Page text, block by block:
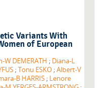
Variants With
of European
W DEMERATH ; Diana-L
;Tonu ESKO ;Albert-V
B HARRIS ; Lenore